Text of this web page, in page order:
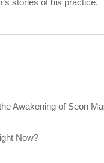
Awakening of Seon
Now?